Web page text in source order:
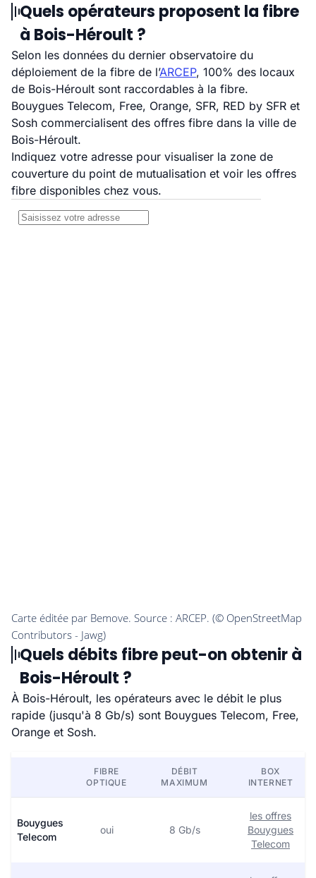
Quels opérateurs proposent la fibre
à Bois-Héroult ?
Selon les données du dernier observatoire du
déploiement de la fibre de l’ARCEP, 100% des locaux
de Bois-Héroult sont raccordables à la fibre.
Bouygues Telecom, Free, Orange, SFR, RED by SFR et
Sosh commercialisent des offres fibre dans la ville de
Bois-Héroult.
Indiquez votre adresse pour visualiser la zone de
couverture du point de mutualisation et voir les offres
fibre disponibles chez vous.
Quels débits fibre peut-on obtenir à
Bois-Héroult ?
À Bois-Héroult, les opérateurs avec le débit le plus
rapide (jusqu'à 8 Gb/s) sont Bouygues Telecom, Free,
Orange et Sosh.
FIBRE
OPTIQUE
DÉBIT
MAXIMUM
BOX
INTERNET
Bouygues
Telecom
oui 8 Gb/s
les offres
Bouygues
Telecom